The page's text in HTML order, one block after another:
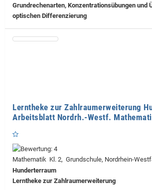
Grundrechenarten, Konzentrationsübungen und
optischen Differenzierung
Lerntheke zur Zahlraumerweiterung
Arbeitsblatt Nordrh.-Westf.
Mathematik Kl. 2, Grundschule, Nordrhein-
Hunderterraum
Lerntheke zur Zahlraumerweiterung